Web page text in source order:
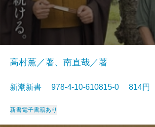
高村薫／著、南直哉／著
新潮新書 978-4-10-610815-0 814円
新書電子書籍あり